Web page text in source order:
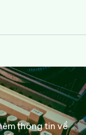
thông tin về